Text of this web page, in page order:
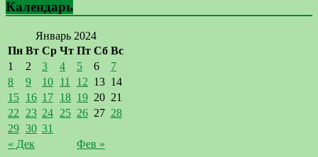
Календарь
Январь 2024
Пн Вт Ср Чт Пт Сб Вс
« Дек Фев »
1 2 3 4 5 6
7
8
9 10 11 12 13 14
15 16 17 18 19 20 21
22
23 24 25 26 27 28
29 30 31